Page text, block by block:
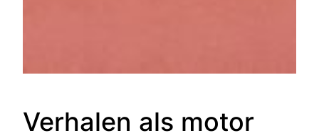
Verhalen als motor